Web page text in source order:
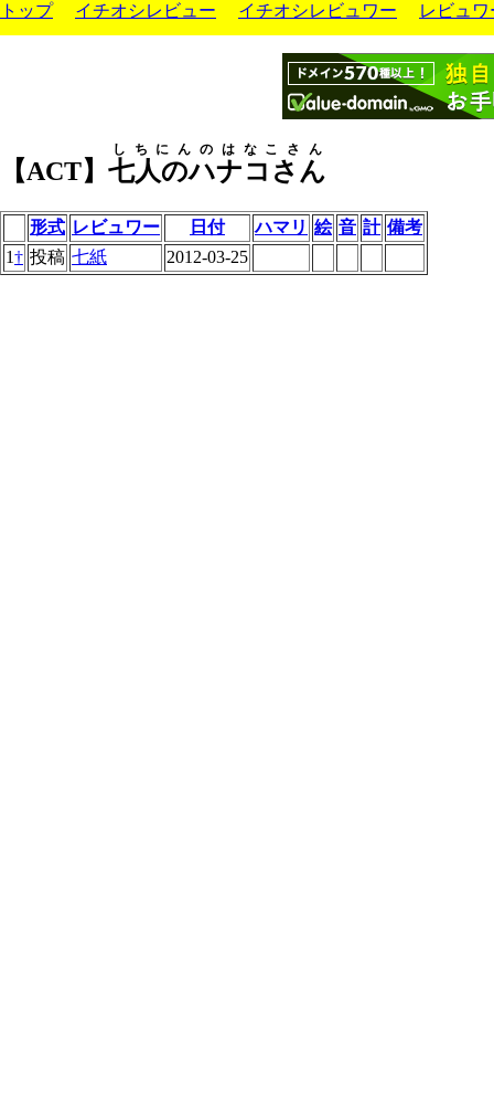
トップ イチオシレビュー イチオシレビュワー レビュワ
【ACT】 七人のハナコさん
しちにんのはなこさん
形式 レビュワー 日付 ハマリ 絵 音 計 備考
1† 投稿 七紙 2012-03-25